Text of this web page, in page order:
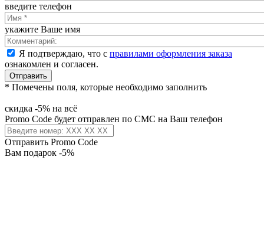
введите телефон
укажите Ваше имя
Я подтверждаю, что с правилами оформления заказа
ознакомлен и согласен.
Отправить
* Помечены поля, которые необходимо заполнить
скидка -5% на всё
Promo Code будет отправлен по СМС на Ваш телефон
Отправить Promo Code
Вам подарок -5%